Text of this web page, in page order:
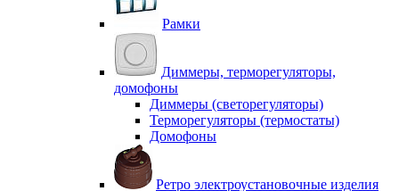
Рамки
Диммеры, терморегуляторы,
домофоны
Диммеры (светорегуляторы)
Терморегуляторы (термостаты)
Домофоны
Ретро электроустановочные изделия